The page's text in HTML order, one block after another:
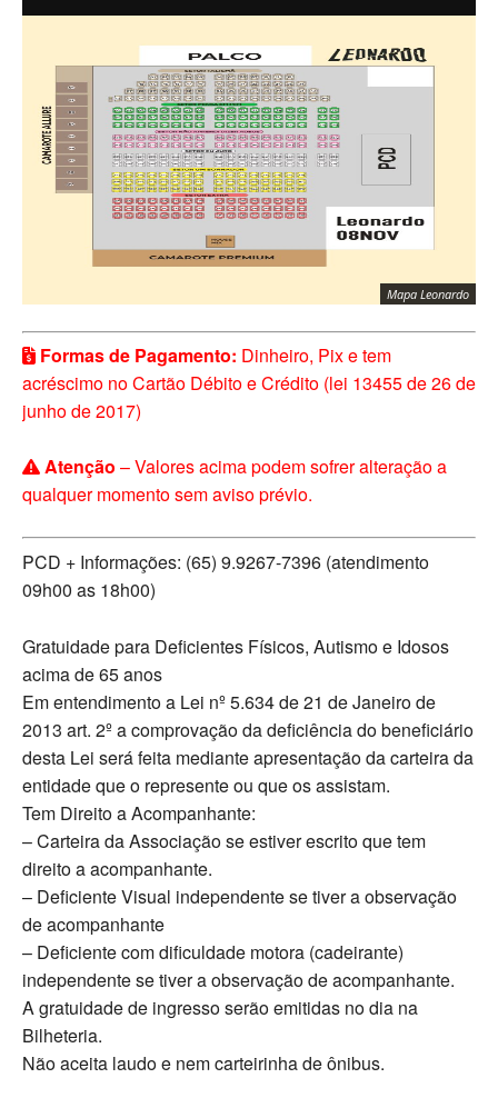
Mapa Leonardo
Formas de Pagamento: Dinheiro, Pix e tem
acréscimo no Cartão Débito e Crédito (lei 13455 de 26 de
junho de 2017)
Atenção – Valores acima podem sofrer alteração a
qualquer momento sem aviso prévio.
PCD + Informações: (65) 9.9267-7396 (atendimento
09h00 as 18h00)
Gratuidade para Deficientes Físicos, Autismo e Idosos
acima de 65 anos
Em entendimento a Lei nº 5.634 de 21 de Janeiro de
2013 art. 2º a comprovação da deficiência do beneficiário
desta Lei será feita mediante apresentação da carteira da
entidade que o represente ou que os assistam.
Tem Direito a Acompanhante:
– Carteira da Associação se estiver escrito que tem
direito a acompanhante.
– Deficiente Visual independente se tiver a observação
de acompanhante
– Deficiente com dificuldade motora (cadeirante)
independente se tiver a observação de acompanhante.
A gratuidade de ingresso serão emitidas no dia na
Bilheteria.
Não aceita laudo e nem carteirinha de ônibus.